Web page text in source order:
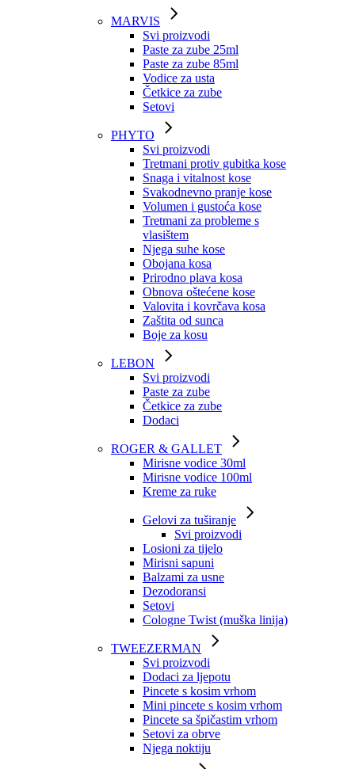
MARVIS
Svi proizvodi
Paste za zube 25ml
Paste za zube 85ml
Vodice za usta
Četkice za zube
Setovi
PHYTO
Svi proizvodi
Tretmani protiv gubitka kose
Snaga i vitalnost kose
Svakodnevno pranje kose
Volumen i gustoća kose
Tretmani za probleme s
vlasištem
Njega suhe kose
Obojana kosa
Prirodno plava kosa
Obnova oštećene kose
Valovita i kovrčava kosa
Zaštita od sunca
Boje za kosu
LEBON
Svi proizvodi
Paste za zube
Četkice za zube
Dodaci
ROGER & GALLET
Mirisne vodice 30ml
Mirisne vodice 100ml
Kreme za ruke
Gelovi za tuširanje
Svi proizvodi
Losioni za tijelo
Mirisni sapuni
Balzami za usne
Dezodoransi
Setovi
Cologne Twist (muška linija)
TWEEZERMAN
Svi proizvodi
Dodaci za ljepotu
Pincete s kosim vrhom
Mini pincete s kosim vrhom
Pincete sa špičastim vrhom
Setovi za obrve
Njega noktiju